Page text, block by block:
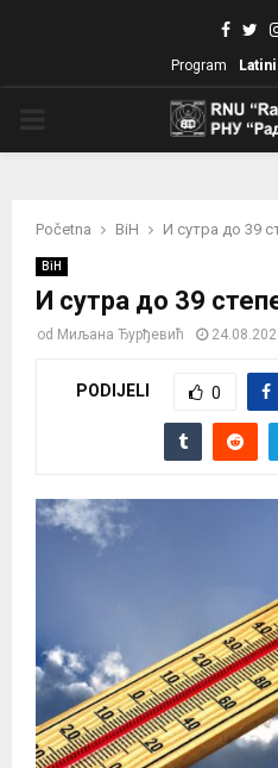
Program
Početna BiH И сутра до 39
BiH
И сутра до 39
od Миљана Ђурђевић
PODIJELI 0